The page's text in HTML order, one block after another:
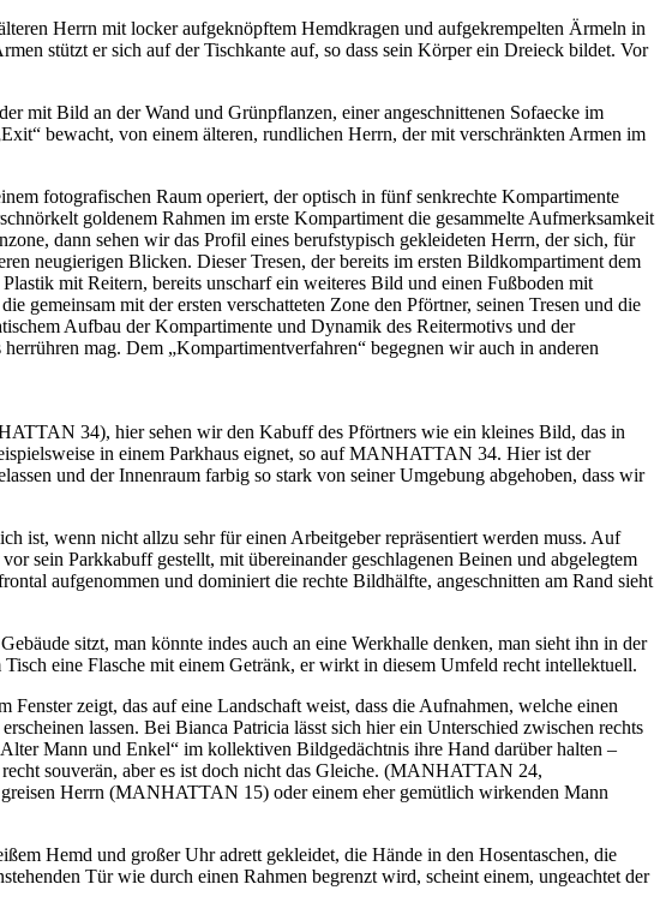
Herrn mit locker aufgeknöpftem Hemdkragen und aufgekrempelten Ärmeln in
stützt er sich auf der Tischkante auf, so dass sein Körper ein Dreieck bildet. Vor
mit Bild an der Wand und Grünpflanzen, einer angeschnittenen Sofaecke im
bewacht, von einem älteren, rundlichen Herrn, der mit verschränkten Armen im
fotografischen Raum operiert, der optisch in fünf senkrechte Kompartimente
goldenem Rahmen im erste Kompartiment die gesammelte Aufmerksamkeit
dann sehen wir das Profil eines berufstypisch gekleideten Herrn, der sich, für
neugierigen Blicken. Dieser Tresen, der bereits im ersten Bildkompartiment dem
mit Reitern, bereits unscharf ein weiteres Bild und einen Fußboden mit
gemeinsam mit der ersten verschatteten Zone den Pförtner, seinen Tresen und die
Aufbau der Kompartimente und Dynamik des Reitermotivs und der
mag. Dem „Kompartimentverfahren“ begegnen wir auch in anderen
34), hier sehen wir den Kabuff des Pförtners wie ein kleines Bild, das in
in einem Parkhaus eignet, so auf MANHATTAN 34. Hier ist der
und der Innenraum farbig so stark von seiner Umgebung abgehoben, dass wir
ist, wenn nicht allzu sehr für einen Arbeitgeber repräsentiert werden muss. Auf
sein Parkkabuff gestellt, mit übereinander geschlagenen Beinen und abgelegtem
aufgenommen und dominiert die rechte Bildhälfte, angeschnitten am Rand sieht
sitzt, man könnte indes auch an eine Werkhalle denken, man sieht ihn in der
eine Flasche mit einem Getränk, er wirkt in diesem Umfeld recht intellektuell.
zeigt, das auf eine Landschaft weist, dass die Aufnahmen, welche einen
lassen. Bei Bianca Patricia lässt sich hier ein Unterschied zwischen rechts
Mann und Enkel“ im kollektiven Bildgedächtnis ihre Hand darüber halten –
souverän, aber es ist doch nicht das Gleiche. (MANHATTAN 24,
Herrn (MANHATTAN 15) oder einem eher gemütlich wirkenden Mann
Hemd und großer Uhr adrett gekleidet, die Hände in den Hosentaschen, die
Tür wie durch einen Rahmen begrenzt wird, scheint einem, ungeachtet der